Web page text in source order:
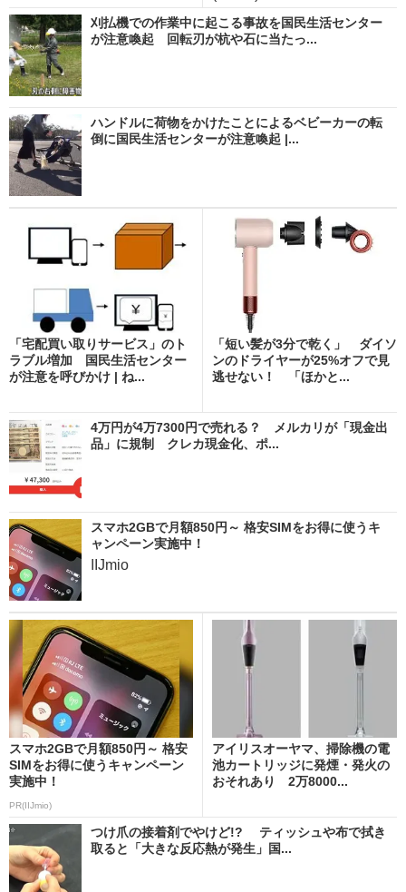
刈払機での作業中に起こる事故を国民生活センター
が注意喚起 回転刃が杭や石に当たっ...
ハンドルに荷物をかけたことによるベビーカーの転
倒に国民生活センターが注意喚起 |...
「宅配買い取りサービス」のト
ラブル増加 国民生活センター
が注意を呼びかけ | ね...
「短い髪が3分で乾く」 ダイソ
ンのドライヤーが25%オフで見
逃せない！ 「ほかと...
4万円が4万7300円で売れる？ メルカリが「現金出
品」に規制 クレカ現金化、ポ...
スマホ2GBで月額850円～ 格安SIMをお得に使うキ
ャンペーン実施中！
IIJmio
スマホ2GBで月額850円～ 格安
SIMをお得に使うキャンペーン
実施中！
PR(IIJmio)
アイリスオーヤマ、掃除機の電
池カートリッジに発煙・発火の
おそれあり 2万8000...
つけ爪の接着剤でやけど!? ティッシュや布で拭き
取ると「大きな反応熱が発生」国...